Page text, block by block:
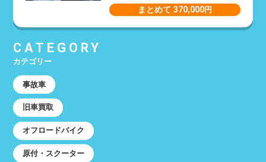
まとめて 370,000円
CATEGORY
カテゴリー
事故車
旧車買取
オフロードバイク
原付・スクーター